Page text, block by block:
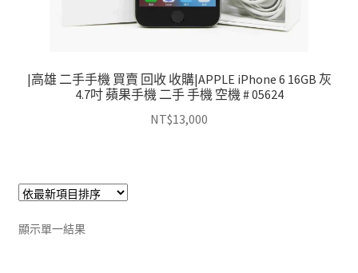
|高雄 二手手機 買賣 回收 收購|APPLE iPhone 6 16GB 灰
4.7吋 蘋果手機 二手 手機 空機 # 05624
NT$13,000
顯示單一結果